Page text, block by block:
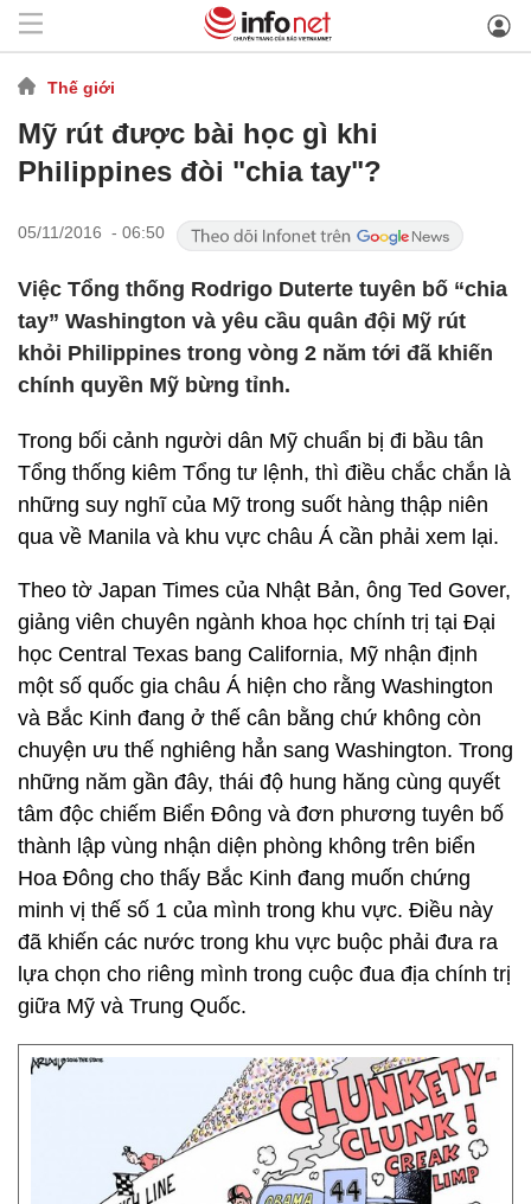
Thế giới
Mỹ rút được bài học gì khi
Philippines đòi "chia tay"?
05/11/2016 - 06:50
Việc Tổng thống Rodrigo Duterte tuyên bố “chia
tay” Washington và yêu cầu quân đội Mỹ rút
khỏi Philippines trong vòng 2 năm tới đã khiến
chính quyền Mỹ bừng tỉnh.
Trong bối cảnh người dân Mỹ chuẩn bị đi bầu tân
Tổng thống kiêm Tổng tư lệnh, thì điều chắc chắn là
những suy nghĩ của Mỹ trong suốt hàng thập niên
qua về Manila và khu vực châu Á cần phải xem lại.
Theo tờ Japan Times của Nhật Bản, ông Ted Gover,
giảng viên chuyên ngành khoa học chính trị tại Đại
học Central Texas bang California, Mỹ nhận định
một số quốc gia châu Á hiện cho rằng Washington
và Bắc Kinh đang ở thế cân bằng chứ không còn
chuyện ưu thế nghiêng hẳn sang Washington. Trong
những năm gần đây, thái độ hung hăng cùng quyết
tâm độc chiếm Biển Đông và đơn phương tuyên bố
thành lập vùng nhận diện phòng không trên biển
Hoa Đông cho thấy Bắc Kinh đang muốn chứng
minh vị thế số 1 của mình trong khu vực. Điều này
đã khiến các nước trong khu vực buộc phải đưa ra
lựa chọn cho riêng mình trong cuộc đua địa chính trị
giữa Mỹ và Trung Quốc.